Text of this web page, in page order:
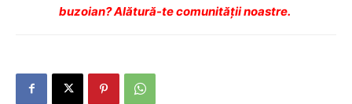
buzoian? Alătură-te comunității noastre.